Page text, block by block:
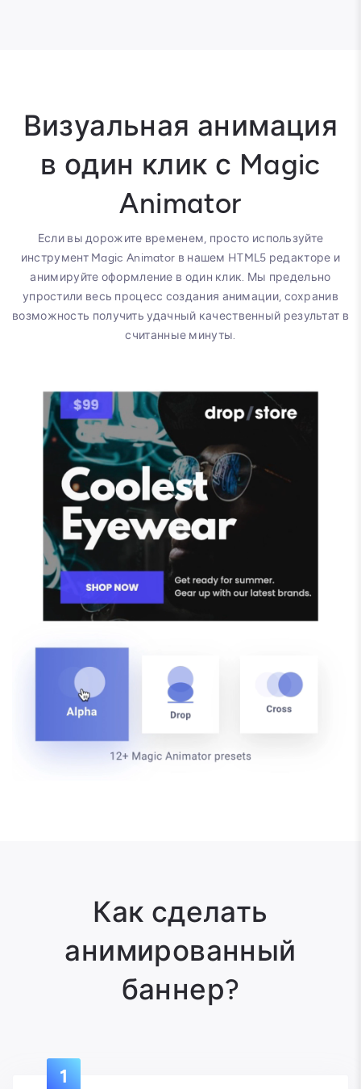
Визуальная анимация
в один клик с Magic
Animator
Если вы дорожите временем, просто используйте
инструмент Magic Animator в нашем HTML5 редакторе и
анимируйте оформление в один клик. Мы предельно
упростили весь процесс создания анимации, сохранив
возможность получить удачный качественный результат в
считанные минуты.
Как сделать
анимированный
баннер?
1